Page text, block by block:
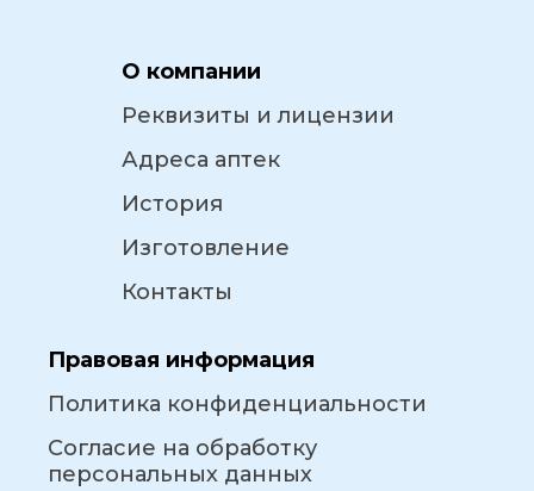
О компании
Реквизиты и лицензии
Адреса аптек
История
Изготовление
Контакты
Правовая информация
Политика конфиденциальности
Согласие на обработку
персональных данных